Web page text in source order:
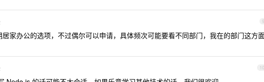
9
居家办公的选项，不过偶尔可以申请，具体频次可能要看不同部门，我在的部门这方
10